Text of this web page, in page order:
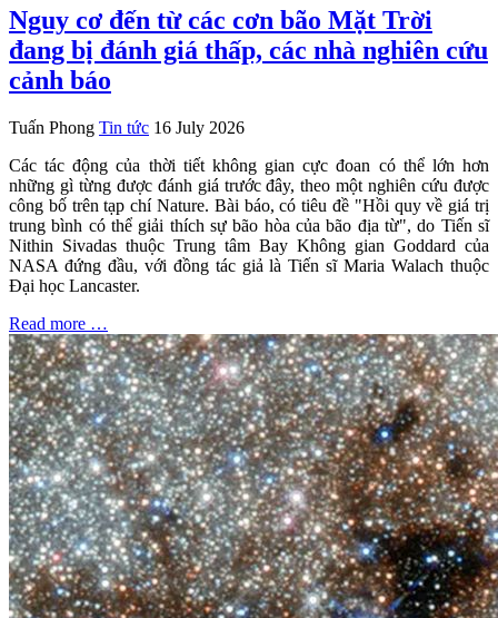
Nguy cơ đến từ các cơn bão Mặt Trời
đang bị đánh giá thấp, các nhà nghiên cứu
cảnh báo
Tuấn Phong Tin tức 16 July 2026
Các tác động của thời tiết không gian cực đoan có thể lớn hơn
những gì từng được đánh giá trước đây, theo một nghiên cứu được
công bố trên tạp chí Nature. Bài báo, có tiêu đề "Hồi quy về giá trị
trung bình có thể giải thích sự bão hòa của bão địa từ", do Tiến sĩ
Nithin Sivadas thuộc Trung tâm Bay Không gian Goddard của
NASA đứng đầu, với đồng tác giả là Tiến sĩ Maria Walach thuộc
Đại học Lancaster.
Read more …